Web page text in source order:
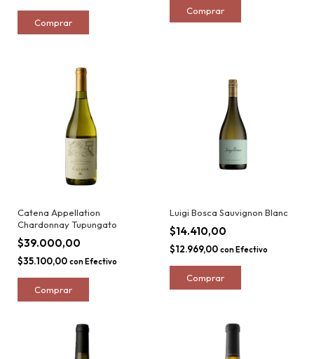
Catena Appellation
Chardonnay Tupungato
$39.000,00
$35.100,00 con Efectivo
Luigi Bosca Sauvignon Blanc
$14.410,00
$12.969,00 con Efectivo